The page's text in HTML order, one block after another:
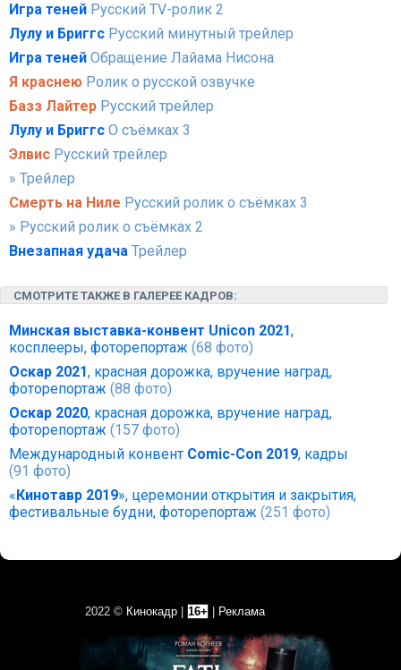
Игра теней Русский TV-ролик 2
Лулу и Бриггс Русский минутный трейлер
Игра теней Обращение Лайама Нисона
Я краснею Ролик о русской озвучке
Базз Лайтер Русский трейлер
Лулу и Бриггс О съёмках 3
Элвис Русский трейлер
» Трейлер
Смерть на Ниле Русский ролик о съёмках 3
» Русский ролик о съёмках 2
Внезапная удача Трейлер
СМОТРИТЕ ТАКЖЕ В ГАЛЕРЕЕ КАДРОВ:
Минская выставка-конвент Unicon 2021,
косплееры, фоторепортаж (68 фото)
Оскар 2021, красная дорожка, вручение наград,
фоторепортаж (88 фото)
Оскар 2020, красная дорожка, вручение наград,
фоторепортаж (157 фото)
Международный конвент Comic-Con 2019, кадры
(91 фото)
«Кинотавр 2019», церемонии открытия и закрытия,
фестивальные будни, фоторепортаж (251 фото)
2022 © Кинокадр 16+ Реклама